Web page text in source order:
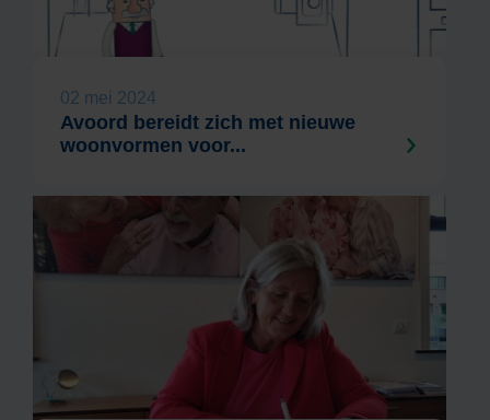
02 mei 2024
Avoord bereidt zich met nieuwe
woonvormen voor...